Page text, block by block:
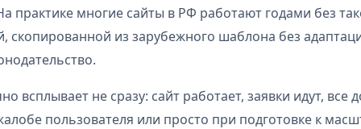
практике многие сайты в РФ работают годами без
скопированной из зарубежного шаблона без
всплывает не сразу: сайт работает, заявки идут, все
пользователя или просто при подготовке к